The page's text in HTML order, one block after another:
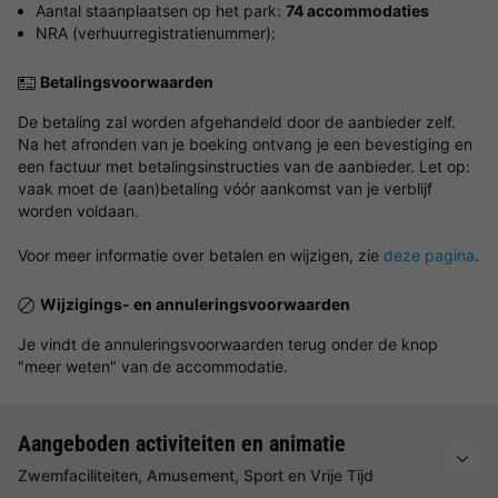
Aantal staanplaatsen op het park: 74 accommodaties
NRA (verhuurregistratienummer):
Betalingsvoorwaarden
De betaling zal worden afgehandeld door de aanbieder zelf.
Na het afronden van je boeking ontvang je een bevestiging en
een factuur met betalingsinstructies van de aanbieder. Let op:
vaak moet de (aan)betaling vóór aankomst van je verblijf
worden voldaan.
Voor meer informatie over betalen en wijzigen, zie deze pagina.
Wijzigings- en annuleringsvoorwaarden
Je vindt de annuleringsvoorwaarden terug onder de knop
"meer weten" van de accommodatie.
Aangeboden activiteiten en animatie
Zwemfaciliteiten, Amusement, Sport en Vrije Tijd